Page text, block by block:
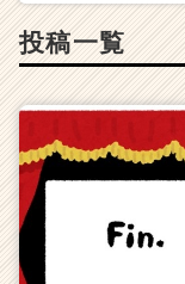
投稿一覧